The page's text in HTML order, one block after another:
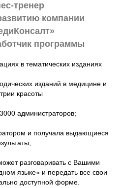
тренер
компании
программы
в тематических изданиях
изданий в медицине и
красоты
администраторов;
и получала выдающиеся
разговаривать с Вашими
языке» и передать все свои
доступной форме.